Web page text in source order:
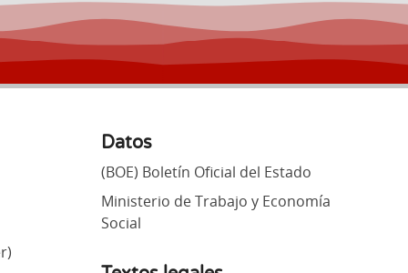
Datos
(BOE) Boletín Oficial del Estado
Ministerio de Trabajo y Economía
Social